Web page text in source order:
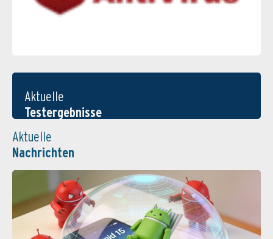
Aktuelle
Testergebnisse
Aktuelle
Nachrichten